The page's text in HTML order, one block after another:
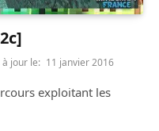
à jour le: 11 janvier 2016
exploitant les